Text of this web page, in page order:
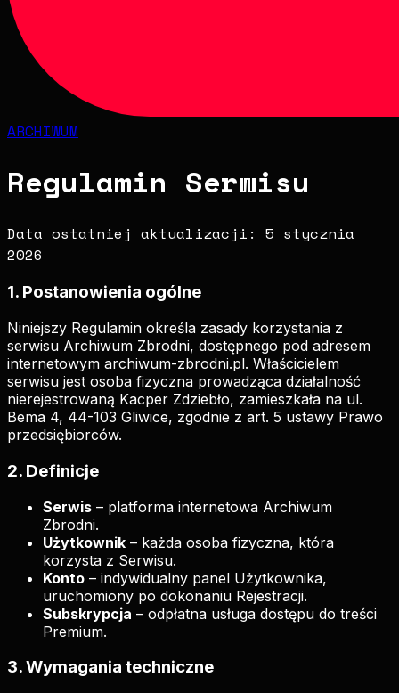
ARCHIWUM
Regulamin Serwisu
Data ostatniej aktualizacji: 5 stycznia
2026
1. Postanowienia ogólne
Niniejszy Regulamin określa zasady korzystania z
serwisu Archiwum Zbrodni, dostępnego pod adresem
internetowym archiwum-zbrodni.pl. Właścicielem
serwisu jest osoba fizyczna prowadząca działalność
nierejestrowaną Kacper Zdziebło, zamieszkała na ul.
Bema 4, 44-103 Gliwice, zgodnie z art. 5 ustawy Prawo
przedsiębiorców.
2. Definicje
Serwis – platforma internetowa Archiwum
Zbrodni.
Użytkownik – każda osoba fizyczna, która
korzysta z Serwisu.
Konto – indywidualny panel Użytkownika,
uruchomiony po dokonaniu Rejestracji.
Subskrypcja – odpłatna usługa dostępu do treści
Premium.
3. Wymagania techniczne